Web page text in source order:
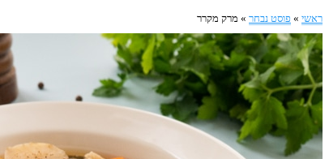
ראשי » פוסט נבחר » מרק מקרר